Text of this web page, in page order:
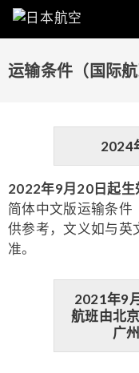
运输条件（国际
2024
2022年9月20日起生
简体中文版运输条件
供参考，文义如与英
准。
2021年9
航班由北
广